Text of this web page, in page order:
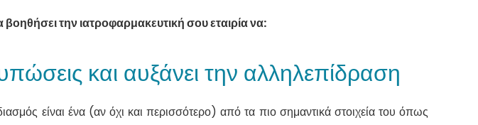
την ιατροφαρμακευτική σου εταιρία να:
και αυξάνει την αλληλεπίδραση
είναι ένα (αν όχι και περισσότερο) από τα πιο σημαντικά στοιχεία του όπως